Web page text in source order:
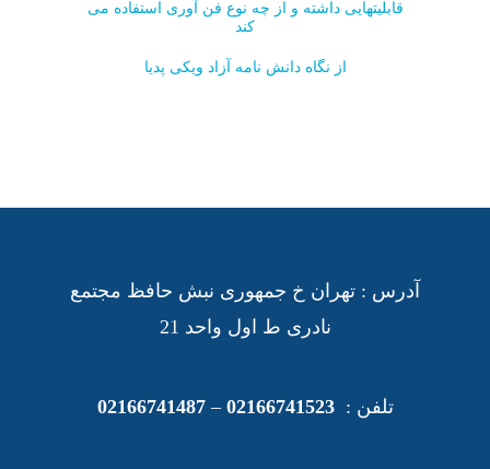
قابلیتهایی داشته و از چه نوع فن آوری استفاده می
کند
از نگاه دانش نامه آزاد ویکی پدیا
آدرس : تهران خ جمهوری نبش حافظ مجتمع
نادری ط اول واحد 21
تلفن :02166741523
–
02166741487